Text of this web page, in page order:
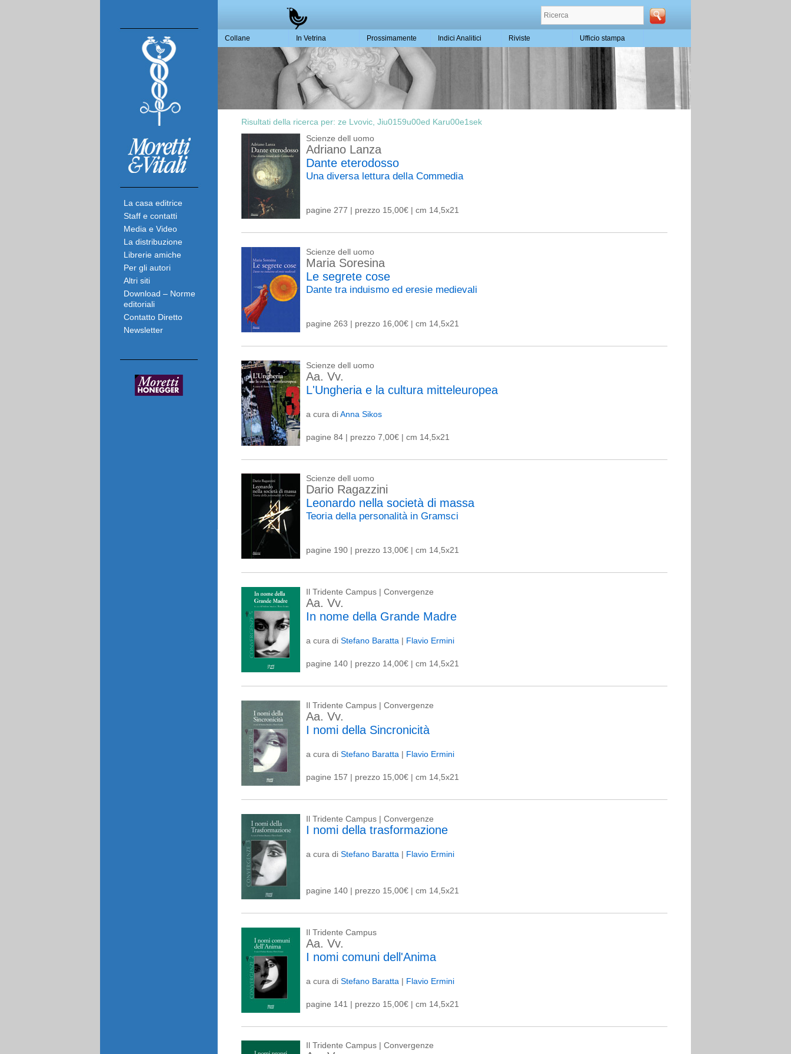
La casa editrice
Staff e contatti
Media e Video
La distribuzione
Librerie amiche
Per gli autori
Altri siti
Download – Norme
editoriali
Contatto Diretto
Newsletter
Collane In Vetrina Prossimamente Indici Analitici Riviste Ufficio stampa
Risultati della ricerca per: ze Lvovic, Jiu0159u00ed Karu00e1sek
Scienze dell uomo
Adriano Lanza
Dante eterodosso
Una diversa lettura della Commedia
pagine 277 | prezzo 15,00€ | cm 14,5x21
Scienze dell uomo
Maria Soresina
Le segrete cose
Dante tra induismo ed eresie medievali
pagine 263 | prezzo 16,00€ | cm 14,5x21
Scienze dell uomo
Aa. Vv.
L'Ungheria e la cultura mitteleuropea
a cura diAnna Sikos
pagine 84 | prezzo 7,00€ | cm 14,5x21
Scienze dell uomo
Dario Ragazzini
Leonardo nella società di massa
Teoria della personalità in Gramsci
pagine 190 | prezzo 13,00€ | cm 14,5x21
Il Tridente Campus | Convergenze
Aa. Vv.
In nome della Grande Madre
a cura di Stefano Baratta | Flavio Ermini
pagine 140 | prezzo 14,00€ | cm 14,5x21
Il Tridente Campus | Convergenze
Aa. Vv.
I nomi della Sincronicità
a cura di Stefano Baratta | Flavio Ermini
pagine 157 | prezzo 15,00€ | cm 14,5x21
Il Tridente Campus | Convergenze
I nomi della trasformazione
a cura di Stefano Baratta | Flavio Ermini
pagine 140 | prezzo 15,00€ | cm 14,5x21
Il Tridente Campus
Aa. Vv.
I nomi comuni dell'Anima
a cura di Stefano Baratta | Flavio Ermini
pagine 141 | prezzo 15,00€ | cm 14,5x21
Il Tridente Campus | Convergenze